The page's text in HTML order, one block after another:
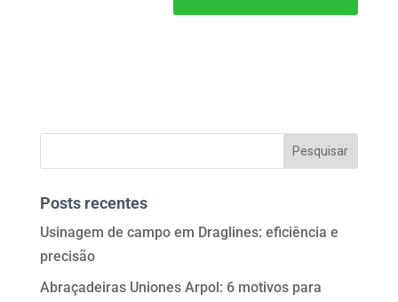
Posts recentes
Usinagem de campo em Draglines: eficiência e
precisão
Abraçadeiras Uniones Arpol: 6 motivos para